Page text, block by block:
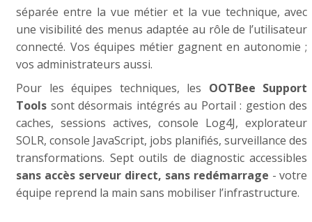
séparée entre la vue métier et la vue technique, avec
une visibilité des menus adaptée au rôle de l’utilisateur
connecté. Vos équipes métier gagnent en autonomie ;
vos administrateurs aussi.
Pour les équipes techniques, les OOTBee Support
Tools sont désormais intégrés au Portail : gestion des
caches, sessions actives, console Log4J, explorateur
SOLR, console JavaScript, jobs planifiés, surveillance des
transformations. Sept outils de diagnostic accessibles
sans accès serveur direct, sans redémarrage - votre
équipe reprend la main sans mobiliser l’infrastructure.